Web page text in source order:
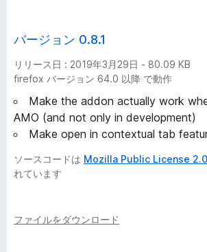
バージョン 0.8.1
リリース日 : 2019年3月29日 - 80.09 KB
firefox バージョン 64.0 以降 で動作
Make the addon actually work
AMO (and not only in development)
Make open in contextual tab
ソースコードは Mozilla Public License 2.0
れています
ファイルをダウンロード